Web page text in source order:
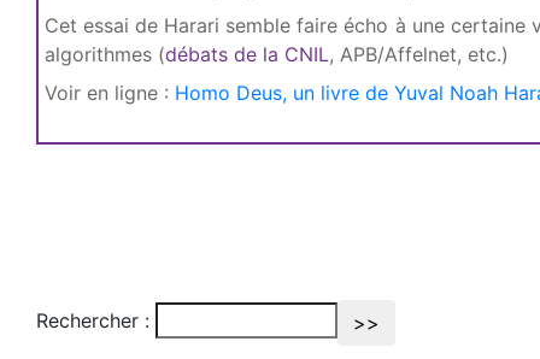
Cet essai de Harari semble faire écho à une
algorithmes (débats de la CNIL, APB/Affelnet, etc.)
Voir en ligne : Homo Deus, un livre de Yuval Noah
Rechercher :